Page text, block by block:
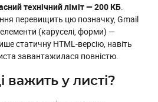
технічний ліміт — 200 КБ
перевищить цю позначку, Gmail
(каруселі, форми) —
статичну HTML-версію, навіть
завантажилася повністю.
важить у листі?